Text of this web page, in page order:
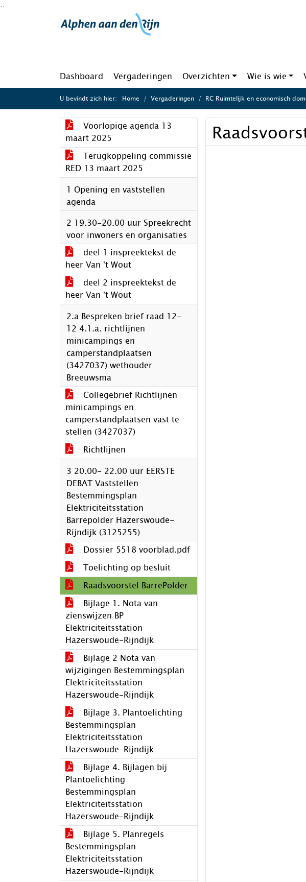
Ga naar de inhoud van deze pagina
Dashboard Vergaderingen Overzichten Wie is wie
U bevindt zich hier: Home Vergaderingen RC Ruimtelijk en economisch
Voorlopige agenda 13
maart 2025
Terugkoppeling commissie
RED 13 maart 2025
1 Opening en vaststellen
agenda
2 19.30-20.00 uur Spreekrecht
voor inwoners en organisaties
deel 1 inspreektekst de
heer Van 't Wout
deel 2 inspreektekst de
heer Van 't Wout
2.a Bespreken brief raad 12-
12 4.1.a. richtlijnen
minicampings en
camperstandplaatsen
(3427037) wethouder
Breeuwsma
Collegebrief Richtlijnen
minicampings en
camperstandplaatsen vast te
stellen (3427037)
Richtlijnen
3 20.00- 22.00 uur EERSTE
DEBAT Vaststellen
Bestemmingsplan
Elektriciteitsstation
Barrepolder Hazerswoude-
Rijndijk (3125255)
Dossier 5518 voorblad.pdf
Toelichting op besluit
Raadsvoorstel BarrePolder
Bijlage 1. Nota van
zienswijzen BP
Elektriciteitsstation
Hazerswoude-Rijndijk
Bijlage 2 Nota van
wijzigingen Bestemmingsplan
Elektriciteitsstation
Hazerswoude-Rijndijk
Bijlage 3. Plantoelichting
Bestemmingsplan
Elektriciteitsstation
Hazerswoude-Rijndijk
Bijlage 4. Bijlagen bij
Plantoelichting
Bestemmingsplan
Elektriciteitsstation
Hazerswoude-Rijndijk
Bijlage 5. Planregels
Bestemmingsplan
Elektriciteitsstation
Hazerswoude-Rijndijk